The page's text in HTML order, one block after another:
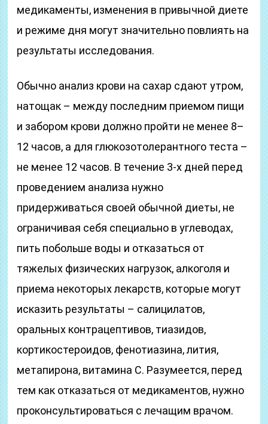
медикаменты, изменения в привычной диете
и режиме дня могут значительно повлиять на
результаты исследования.
Обычно анализ крови на сахар сдают утром,
натощак – между последним приемом пищи
и забором крови должно пройти не менее 8–
12 часов, а для глюкозотолерантного теста –
не менее 12 часов. В течение 3-х дней перед
проведением анализа нужно
придерживаться своей обычной диеты, не
ограничивая себя специально в углеводах,
пить побольше воды и отказаться от
тяжелых физических нагрузок, алкоголя и
приема некоторых лекарств, которые могут
исказить результаты – салицилатов,
оральных контрацептивов, тиазидов,
кортикостероидов, фенотиазина, лития,
метапирона, витамина С. Разумеется, перед
тем как отказаться от медикаментов, нужно
проконсультироваться с лечащим врачом.